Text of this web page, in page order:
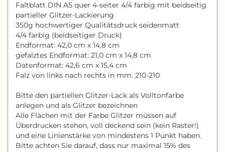
Faltblatt DIN A5 quer 4-seiter 4/4 farbig mit beidseitig
partieller Glitzer-Lackierung
350g hochwertiger Qualitätsdruck seidenmatt
4/4 farbig (beidseitiger Druck)
Endformat: 42,0 cm x 14,8 cm
gefalztes Endformat: 21,0 cm x 14,8 cm
Datenformat: 42,6 cm x 15,4 cm
Falz von links nach rechts in mm: 210-210
Bitte den partiellen Glitzer-Lack als Volltonfarbe
anlegen und als Glitzer bezeichnen
Alle Flächen mit der Farbe Glitzer müssen auf
Überdrucken stehen, voll deckend sein (kein Raster!)
und eine Linienstärke von mindestens 1 Punkt haben.
Bitte achten Sie darauf, dass nur maximal 15% des